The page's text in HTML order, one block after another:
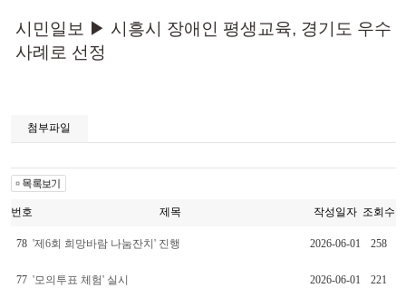
시민일보 ▶ 시흥시 장애인 평생교육, 경기도 우수
사례로 선정
첨부파일
번호 제목 작성일자 조회수
78 '제6회 희망바람 나눔잔치' 진행 2026-06-01 258
77 '모의투표 체험' 실시 2026-06-01 221